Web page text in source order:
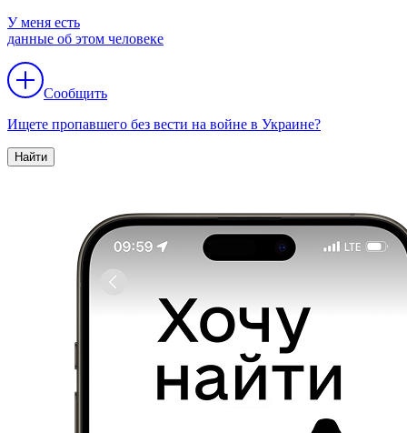
У меня есть
данные об этом человеке
Сообщить
Ищете пропавшего без вести на войне в Украине?
Найти